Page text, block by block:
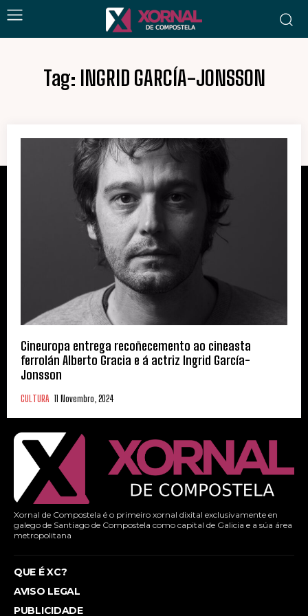
Tag: INGRID GARCÍA-JONSSON
Cineuropa entrega recoñecemento ao cineasta
ferrolán Alberto Gracia e á actriz Ingrid García-
Jonsson
CULTURA 11 Novembro, 2024
Xornal de Compostela é o primeiro xornal dixital exclusivamente en
galego de Santiago de Compostela como capital de Galicia e a súa área
metropolitana
QUE É XC?
AVISO LEGAL
PUBLICIDADE